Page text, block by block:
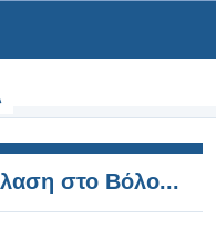
στο Βόλο...